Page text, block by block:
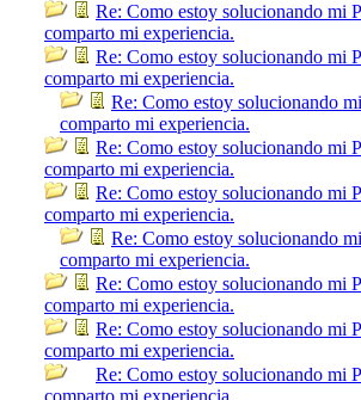
Re: Como estoy solucionando mi
comparto mi experiencia.
Re: Como estoy solucionando mi
comparto mi experiencia.
Re: Como estoy solucionando
comparto mi experiencia.
Re: Como estoy solucionando mi
comparto mi experiencia.
Re: Como estoy solucionando mi
comparto mi experiencia.
Re: Como estoy solucionando
comparto mi experiencia.
Re: Como estoy solucionando mi
comparto mi experiencia.
Re: Como estoy solucionando mi
comparto mi experiencia.
Re: Como estoy solucionando mi
comparto mi experiencia.